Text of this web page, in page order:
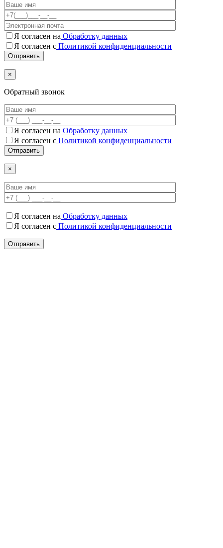
Я согласен на Обработку данных
Я согласен с Политикой конфиденциальности
×
Обратный звонок
Я согласен на Обработку данных
Я согласен c Политикой конфиденциальности
×
Я согласен на Обработку данных
Я согласен c Политикой конфиденциальности